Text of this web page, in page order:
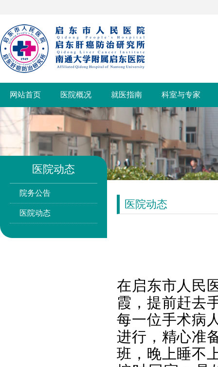
网站首页 医院概况 就医指南 科室与专家
医院动态
院务公告
医院动态
医院动态
在启东市人民
霞，提前赶去
每一位手术病
进行，精心准
班，晚上睡不